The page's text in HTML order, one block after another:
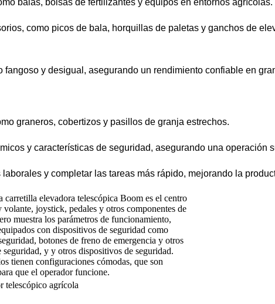
como picos de bala, horquillas de paletas y ganchos de
y desigual, asegurando un rendimiento confiable en
graneros, cobertizos y pasillos de granja estrechos.
y características de seguridad, asegurando una operación
y completar las tareas más rápido, mejorando la
carretilla elevadora telescópica Boom es el centro
volante, joystick, pedales y otros componentes de
muestra los parámetros de funcionamiento,
con dispositivos de seguridad como
botones de freno de emergencia y otros
seguridad, y y otros dispositivos de seguridad.
tienen configuraciones cómodas, que son
que el operador funcione.